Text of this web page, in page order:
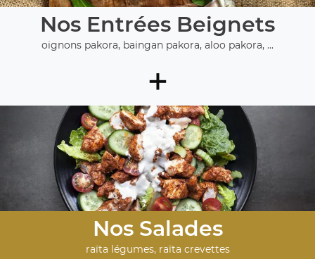
Nos Entrées Beignets
oignons pakora, baingan pakora, aloo pakora, ...
+
Nos Salades
raïta légumes, raïta crevettes